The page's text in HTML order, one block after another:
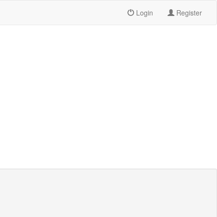
Login Register